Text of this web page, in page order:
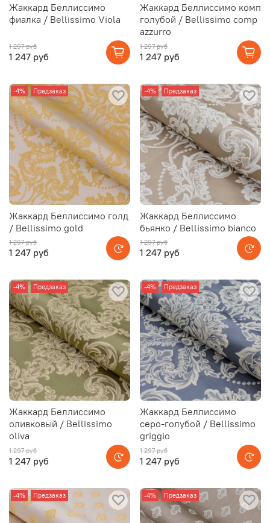
Жаккард Беллиссимо
фиалка / Bellissimo Viola
1 297 руб
1 247 руб
Жаккард Беллиссимо комп
голубой / Bellissimo comp
azzurro
1 297 руб
1 247 руб
-4% Предзаказ
Жаккард Беллиссимо голд
/ Bellissimo gold
1 297 руб
1 247 руб
-4% Предзаказ
Жаккард Беллиссимо
бьянко / Bellissimo bianco
1 297 руб
1 247 руб
-4% Предзаказ
Жаккард Беллиссимо
оливковый / Bellissimo
oliva
1 297 руб
1 247 руб
-4% Предзаказ
Жаккард Беллиссимо
серо-голубой / Bellissimo
griggio
1 297 руб
1 247 руб
-4% Предзаказ -4% Предзаказ